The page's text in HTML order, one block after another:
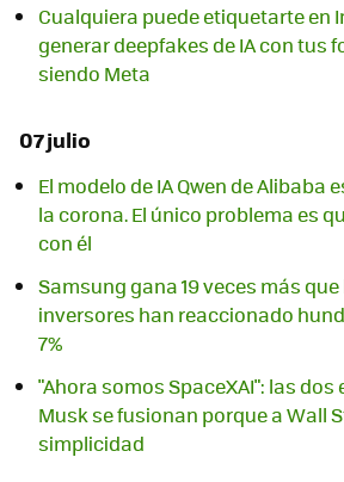
Cualquiera puede etiquetarte en
generar deepfakes de IA con tus
siendo Meta
07 julio
El modelo de IA Qwen de Alibaba
la corona. El único problema es
con él
Samsung gana 19 veces más
inversores han reaccionado
7%
"Ahora somos SpaceXAI": las dos
Musk se fusionan porque a Wall
simplicidad